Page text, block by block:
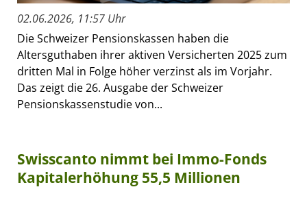
02.06.2026, 11:57 Uhr
Die Schweizer Pensionskassen haben die
Altersguthaben ihrer aktiven Versicherten 2025 zum
dritten Mal in Folge höher verzinst als im Vorjahr.
Das zeigt die 26. Ausgabe der Schweizer
Pensionskassenstudie von...
Swisscanto nimmt bei Immo-Fonds
Kapitalerhöhung 55,5 Millionen